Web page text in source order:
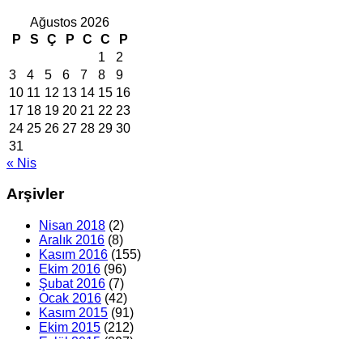
Ağustos 2026
P
S Ç P C C
P
1
2
3
4 5 6 7 8
9
10 11 12 13 14 15 16
17 18 19 20 21 22 23
24 25 26 27 28 29 30
31
« Nis
Arşivler
Nisan 2018 (2)
Aralık 2016 (8)
Kasım 2016 (155)
Ekim 2016 (96)
Şubat 2016 (7)
Ocak 2016 (42)
Kasım 2015 (91)
Ekim 2015 (212)